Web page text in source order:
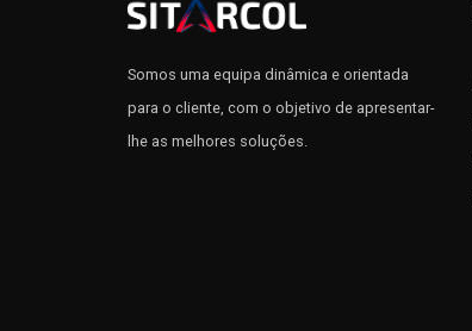
Somos uma equipa dinâmica e orientada
para o cliente, com o objetivo de apresentar-
lhe as melhores soluções.